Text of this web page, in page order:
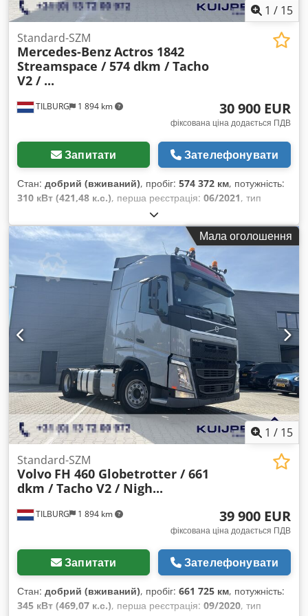
1 / 15
TILBURG 1 894 km
Standard-SZM
Mercedes-BenzActros 1842
Streamspace / 574 dkm / Tacho
V2 / ...
30 900 EUR
фіксована ціна додається ПДВ
Запитати Зателефонувати
Стан: добрий (вживаний), пробіг: 574 372 км, потужність:
310 кВт (421,48 к.с.), перша реєстрація: 06/2021, тип
, розмір шини:
конфігурація осей:4x2, колісна база:4 000 мм, паливо:
дизель, колір:білий, водійська кабіна: спальне
відділення (кабіна)
, тип передачі:автоматичний
передач:
12 , клас викидів: Євро 6 , підвіска:сталь-повітря
загальна довжина:6 460 мм, загальна ширина:
3 800 мм
, допустиме навантаження на вісь
, допустиме навантаження на вісь (вісь 2):
11 500 кг
, Рік виготовлення:2021, Обладнання:ABS,
блокування диференціала, електричне регулювання
вікон, електрорегульоване дзеркало, кондиціонер,
круїз-контроль, навігаційна система, протитуманні
фари, стояночний кондиціонер, фільтр сажі,
холодильник, центральний замок,
Мала оголошення
1 / 15
TILBURG 1 894 km
Standard-SZM
Volvo FH 460 Globetrotter / 661
dkm / Tacho V2 / Nigh...
39 900 EUR
фіксована ціна додається ПДВ
Запитати Зателефонувати
Стан: добрий (вживаний), пробіг: 661 725 км, потужність:
345 кВт (469,07 к.с.), перша реєстрація: 09/2020, тип